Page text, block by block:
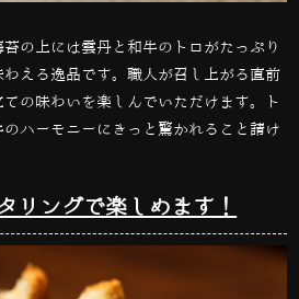
の上には雲丹と和牛のトロがたっぷり
える逸品です。職人が召し上がる直前
の味わいを楽しんでいただけます。ト
ハーモニーにきっと驚かれること請け
リングで楽しめます！